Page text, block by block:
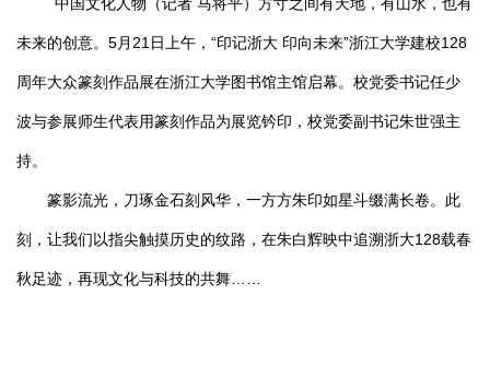
未来的创意。5月21日上午，“印记浙大 印向未来”浙江大学建校128
周年大众篆刻作品展在浙江大学图书馆主馆启幕。校党委书记任少
波与参展师生代表用篆刻作品为展览钤印，校党委副书记朱世强主
持。
篆影流光，刀琢金石刻风华，一方方朱印如星斗缀满长卷。此
刻，让我们以指尖触摸历史的纹路，在朱白辉映中追溯浙大128载春
秋足迹，再现文化与科技的共舞……